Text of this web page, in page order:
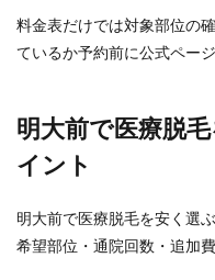
料金表だけでは対象部位の
ているか予約前に公式ペー
明大前で医療脱
イント
明大前で医療脱毛を安く選
希望部位・通院回数・追加